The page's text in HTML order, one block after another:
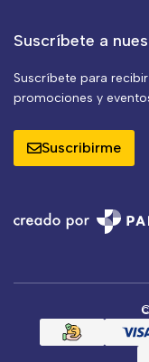
Suscríbete a
Suscríbete para
promociones y
Suscribirme